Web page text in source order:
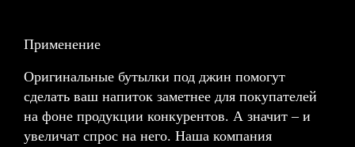
Применение
Оригинальные бутылки под джин помогут
сделать ваш напиток заметнее для покупателей
на фоне продукции конкурентов. А значит – и
увеличат спрос на него. Наша компания